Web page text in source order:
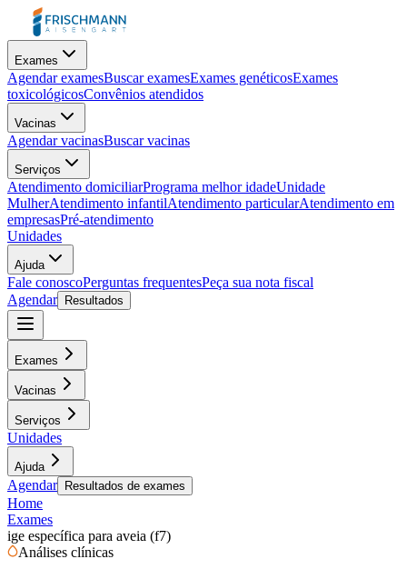
Exames
Agendar examesBuscar examesExames genéticosExames
toxicológicosConvênios atendidos
Vacinas
Agendar vacinasBuscar vacinas
Serviços
Atendimento domiciliarPrograma melhor idadeUnidade
MulherAtendimento infantilAtendimento particularAtendimento em
empresasPré-atendimento
Unidades
Ajuda
Fale conoscoPerguntas frequentesPeça sua nota fiscal
Agendar
Resultados
Exames
Vacinas
Serviços
Unidades
Ajuda
Agendar Resultados de exames
Home
Exames
ige específica para aveia (f7)
Análises clínicas